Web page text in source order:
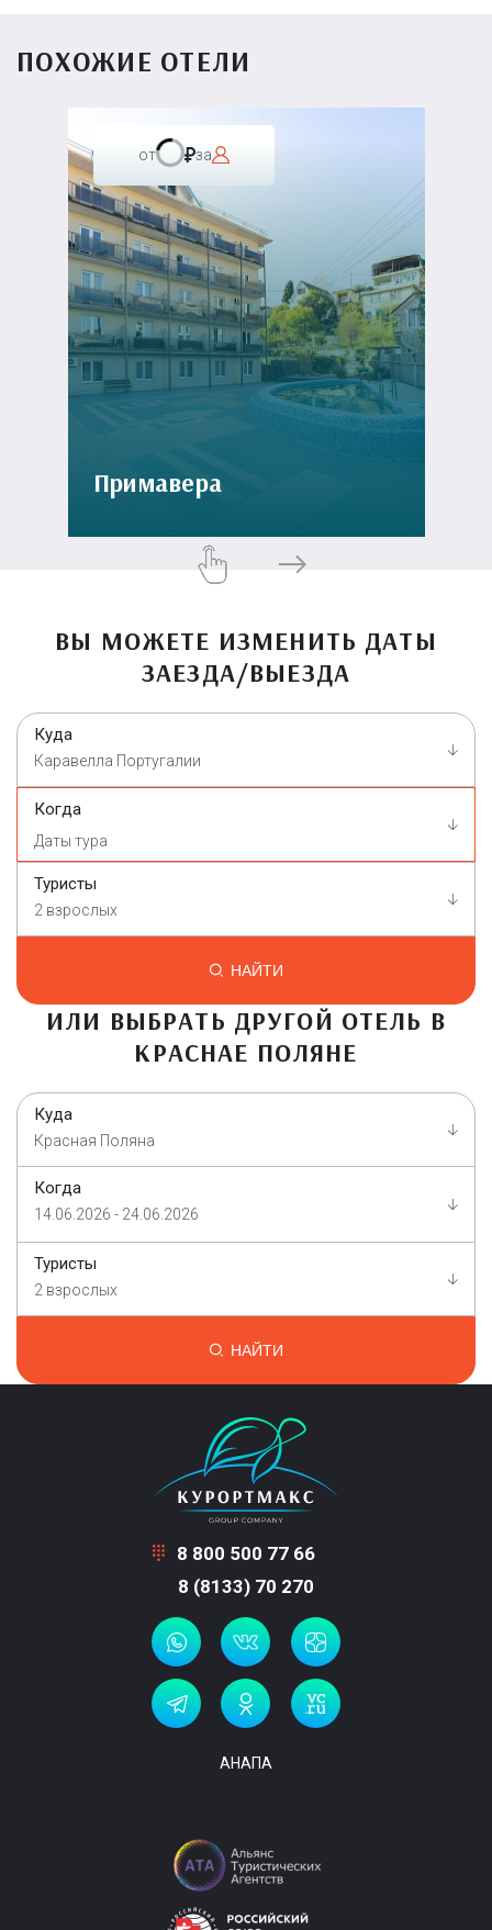
ПОХОЖИЕ ОТЕЛИ
от за
Примавера
ВЫ МОЖЕТЕ ИЗМЕНИТЬ ДАТЫ
ЗАЕЗДА/ВЫЕЗДА
Куда
Каравелла Португалии
Когда
Туристы
2 взрослых
НАЙТИ
ИЛИ ВЫБРАТЬ ДРУГОЙ ОТЕЛЬ В
КРАСНАЕ ПОЛЯНЕ
Куда
Красная Поляна
Когда
14.06.2026 - 24.06.2026
Туристы
2 взрослых
НАЙТИ
8 800 500 77 66
8 (8133) 70 270
АНАПА